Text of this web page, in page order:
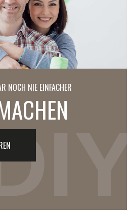
NOCH NIE EINFACHER